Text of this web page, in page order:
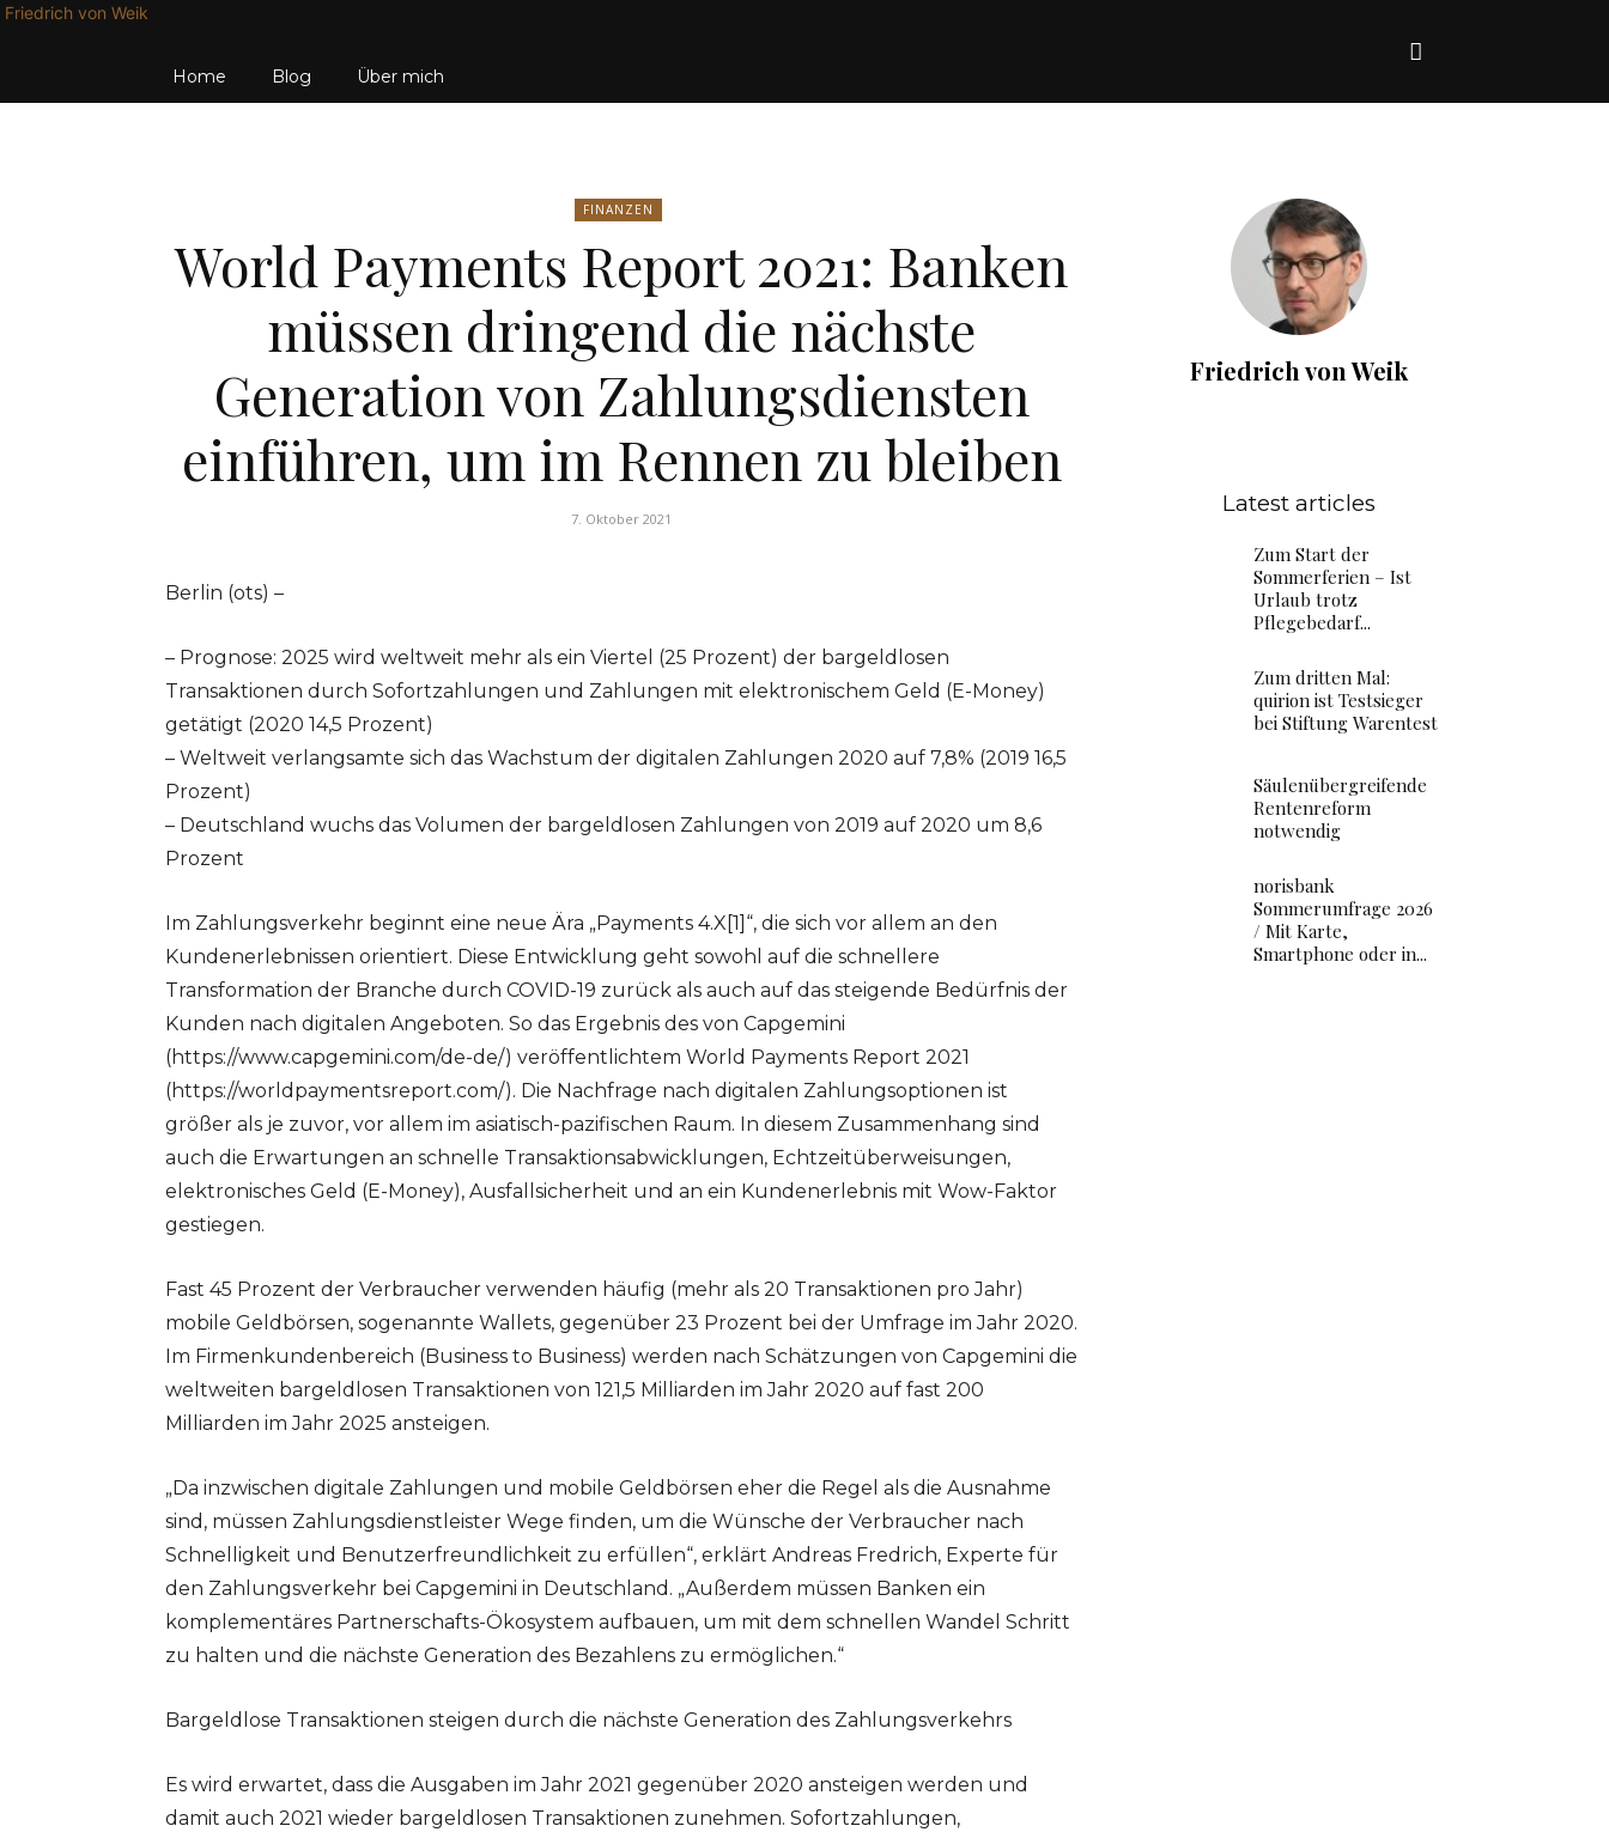
Friedrich von Weik
Home Blog Über mich
FINANZEN
World Payments Report 2021: Banken
müssen dringend die nächste
Generation von Zahlungsdiensten
einführen, um im Rennen zu bleiben
7. Oktober 2021
Berlin (ots) –
– Prognose: 2025 wird weltweit mehr als ein Viertel (25 Prozent) der bargeldlosen
Transaktionen durch Sofortzahlungen und Zahlungen mit elektronischem Geld (E-Money)
getätigt (2020 14,5 Prozent)
– Weltweit verlangsamte sich das Wachstum der digitalen Zahlungen 2020 auf 7,8% (2019 16,5
Prozent)
– Deutschland wuchs das Volumen der bargeldlosen Zahlungen von 2019 auf 2020 um 8,6
Prozent
Im Zahlungsverkehr beginnt eine neue Ära „Payments 4.X[1]“, die sich vor allem an den
Kundenerlebnissen orientiert. Diese Entwicklung geht sowohl auf die schnellere
Transformation der Branche durch COVID-19 zurück als auch auf das steigende Bedürfnis der
Kunden nach digitalen Angeboten. So das Ergebnis des von Capgemini
(https://www.capgemini.com/de-de/) veröffentlichtem World Payments Report 2021
(https://worldpaymentsreport.com/). Die Nachfrage nach digitalen Zahlungsoptionen ist
größer als je zuvor, vor allem im asiatisch-pazifischen Raum. In diesem Zusammenhang sind
auch die Erwartungen an schnelle Transaktionsabwicklungen, Echtzeitüberweisungen,
elektronisches Geld (E-Money), Ausfallsicherheit und an ein Kundenerlebnis mit Wow-Faktor
gestiegen.
Fast 45 Prozent der Verbraucher verwenden häufig (mehr als 20 Transaktionen pro Jahr)
mobile Geldbörsen, sogenannte Wallets, gegenüber 23 Prozent bei der Umfrage im Jahr 2020.
Im Firmenkundenbereich (Business to Business) werden nach Schätzungen von Capgemini die
weltweiten bargeldlosen Transaktionen von 121,5 Milliarden im Jahr 2020 auf fast 200
Milliarden im Jahr 2025 ansteigen.
„Da inzwischen digitale Zahlungen und mobile Geldbörsen eher die Regel als die Ausnahme
sind, müssen Zahlungsdienstleister Wege finden, um die Wünsche der Verbraucher nach
Schnelligkeit und Benutzerfreundlichkeit zu erfüllen“, erklärt Andreas Fredrich, Experte für
den Zahlungsverkehr bei Capgemini in Deutschland. „Außerdem müssen Banken ein
komplementäres Partnerschafts-Ökosystem aufbauen, um mit dem schnellen Wandel Schritt
zu halten und die nächste Generation des Bezahlens zu ermöglichen.“
Bargeldlose Transaktionen steigen durch die nächste Generation des Zahlungsverkehrs
Es wird erwartet, dass die Ausgaben im Jahr 2021 gegenüber 2020 ansteigen werden und
damit auch 2021 wieder bargeldlosen Transaktionen zunehmen. Sofortzahlungen,
Friedrich von Weik
Latest articles
Zum Start der
Sommerferien – Ist
Urlaub trotz
Pflegebedarf...
Zum dritten Mal:
quirion ist Testsieger
bei Stiftung Warentest
Säulenübergreifende
Rentenreform
notwendig
norisbank
Sommerumfrage 2026
/ Mit Karte,
Smartphone oder in...